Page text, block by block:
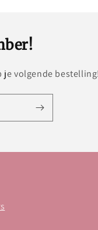
je volgende bestelling!